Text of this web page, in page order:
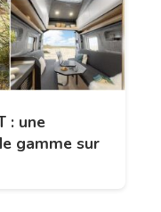
: une
gamme sur